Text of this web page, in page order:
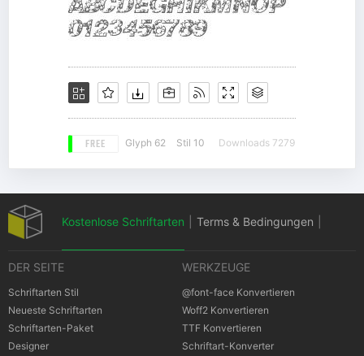
FREE Glyph 62 Stil 10 Downloads 7279
Kostenlose Schriftarten Terms & Bedingungen
Cookies Bestimmungen | Urheberrechte
DER SEITE
Schriftarten Stil
Neueste Schriftarten
Schriftarten-Paket
Designer
WERKZEUGE
@font-face Konvertieren
Woff2 Konvertieren
TTF Konvertieren
Schriftart-Konverter